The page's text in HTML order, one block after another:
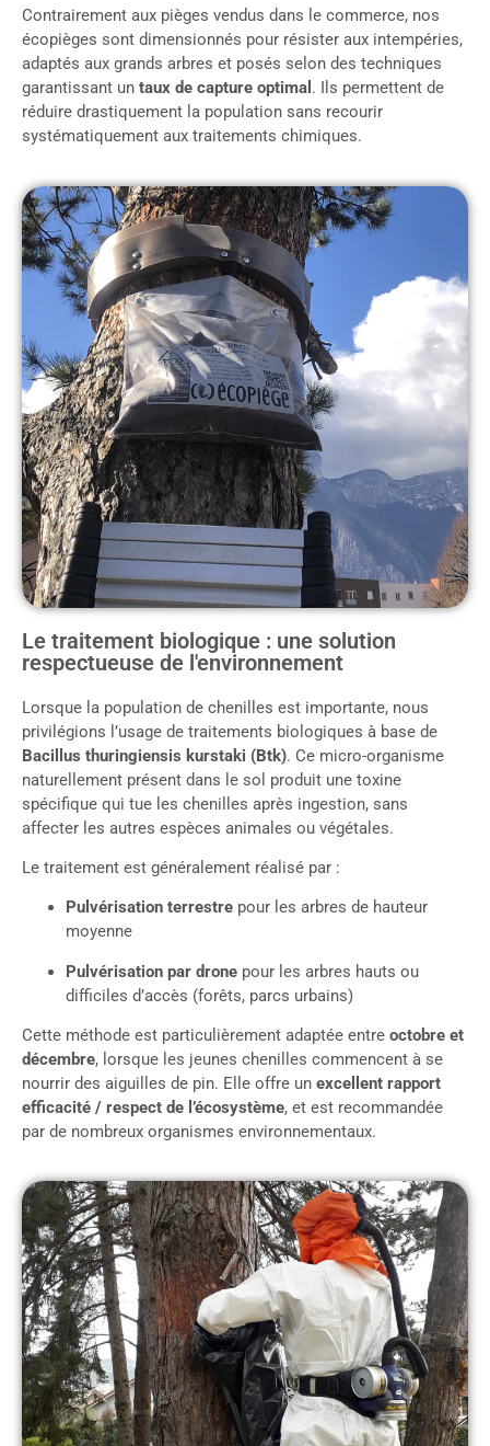
Contrairement aux pièges vendus dans le commerce, nos
écopièges sont dimensionnés pour résister aux intempéries,
adaptés aux grands arbres et posés selon des techniques
garantissant un taux de capture optimal . Ils permettent de
réduire drastiquement la population sans recourir
systématiquement aux traitements chimiques.
Le traitement biologique : une solution
respectueuse de l'environnement
Lorsque la population de chenilles est importante, nous
privilégions l’usage de traitements biologiques à base de
Bacillus thuringiensis kurstaki (Btk). Ce micro-organisme
naturellement présent dans le sol produit une toxine
spécifique qui tue les chenilles après ingestion, sans
affecter les autres espèces animales ou végétales.
Le traitement est généralement réalisé par :
Pulvérisation terrestre pour les arbres de hauteur
moyenne
Pulvérisation par drone pour les arbres hauts ou
difficiles d’accès (forêts, parcs urbains)
Cette méthode est particulièrement adaptée entre octobre et
décembre, lorsque les jeunes chenilles commencent à se
nourrir des aiguilles de pin. Elle offre un excellent rapport
efficacité / respect de l’écosystème, et est recommandée
par de nombreux organismes environnementaux.